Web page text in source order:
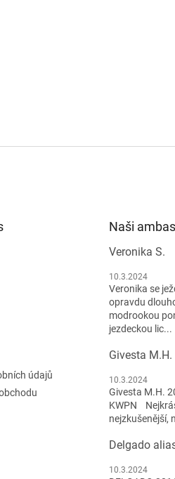
údajů
Naši
Veronika S.
10.3.2024
Veronika se
opravdu
modrookou
jezdeckou lic...
Givesta
10.3.2024
Givesta M.H.
KWPN
nejzkušenější,
Delgado
10.3.2024